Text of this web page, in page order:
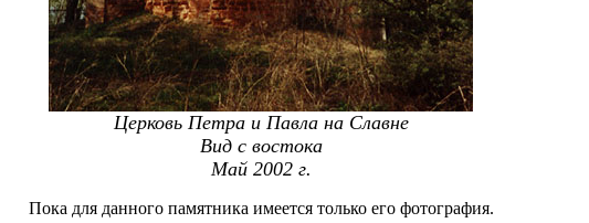
Церковь Петра и Павла на Славне
Вид с востока
Май 2002 г.
Пока для данного памятника имеется только его фотография.